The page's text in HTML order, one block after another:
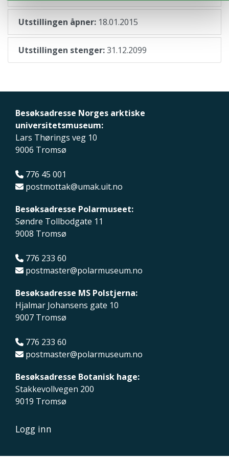
Utstillingen åpner: 18.01.2015
Utstillingen stenger:31.12.2099
Besøksadresse Norges arktiske
universitetsmuseum:
Lars Thørings veg 10
9006 Tromsø
776 45 001
postmottak@umak.uit.no
Besøksadresse Polarmuseet:
Søndre Tollbodgate 11
9008 Tromsø
776 233 60
postmaster@polarmuseum.no
Besøksadresse MS Polstjerna:
Hjalmar Johansens gate 10
9007 Tromsø
776 233 60
postmaster@polarmuseum.no
Besøksadresse Botanisk hage:
Stakkevollvegen 200
9019 Tromsø
Logg inn